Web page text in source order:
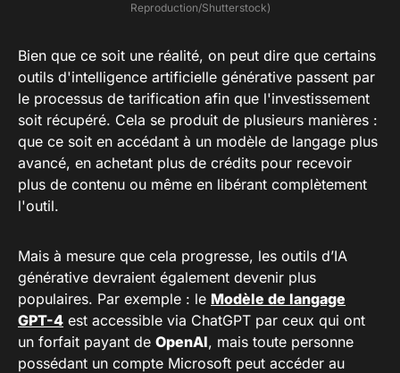
Reproduction/Shutterstock)
Bien que ce soit une réalité, on peut dire que certains
outils d'intelligence artificielle générative passent par
le processus de tarification afin que l'investissement
soit récupéré. Cela se produit de plusieurs manières :
que ce soit en accédant à un modèle de langage plus
avancé, en achetant plus de crédits pour recevoir
plus de contenu ou même en libérant complètement
l'outil.
Mais à mesure que cela progresse, les outils d’IA
générative devraient également devenir plus
populaires. Par exemple : le Modèle de langage
GPT-4 est accessible via ChatGPT par ceux qui ont
un forfait payant de OpenAI, mais toute personne
possédant un compte Microsoft peut accéder au